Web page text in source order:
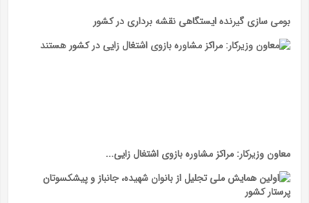
بومی سازی گیرنده ایستگاهی نقشه برداری در کشور
معاون وزیرکار: مراکز مشاوره بازوی اشتغال زایی...